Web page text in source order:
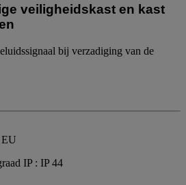
veiligheidskast en kast
bij verzadiging van de
EU
IP : IP 44